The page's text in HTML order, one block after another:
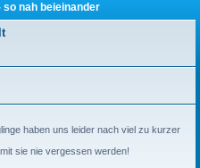
so nah beieinander
haben uns leider nach viel zu kurzer
sie nie vergessen werden!